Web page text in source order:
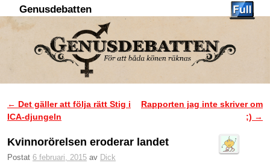
Genusdebatten
Inläggsnavigering
← Det gäller att följa rätt Stig i
ICA-djungeln
Rapporten jag inte skriver om
;) →
Kvinnorörelsen eroderar landet
Postat 6 februari, 2015 av Dick